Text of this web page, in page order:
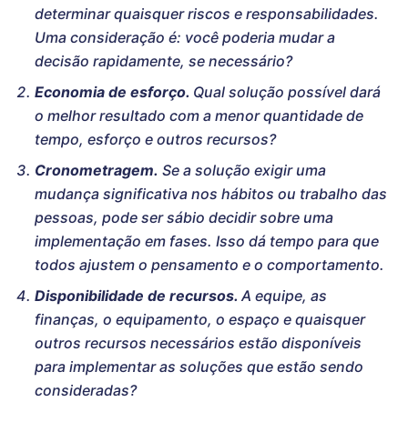
determinar quaisquer riscos e responsabilidades.
Uma consideração é: você poderia mudar a
decisão rapidamente, se necessário?
Economia de esforço. Qual solução possível dará
o melhor resultado com a menor quantidade de
tempo, esforço e outros recursos?
Cronometragem. Se a solução exigir uma
mudança significativa nos hábitos ou trabalho das
pessoas, pode ser sábio decidir sobre uma
implementação em fases. Isso dá tempo para que
todos ajustem o pensamento e o comportamento.
Disponibilidade de recursos.A equipe, as
finanças, o equipamento, o espaço e quaisquer
outros recursos necessários estão disponíveis
para implementar as soluções que estão sendo
consideradas?